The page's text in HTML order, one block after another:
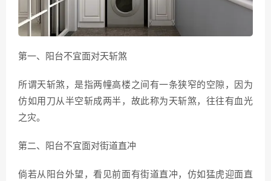
第一、阳台不宜面对天斩煞
所谓天斩煞，是指两幢高楼之间有一条狭窄的空隙，因为
仿如用刀从半空斩成两半，故此称为天斩煞，往往有血光
之灾。
第二、阳台不宜面对街道直冲
倘若从阳台外望，看见前面有街道直冲，仿如猛虎迎面直